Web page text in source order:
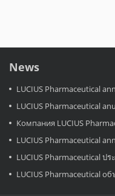
News
LUCIUS Pharmaceutical
LUCIUS Pharmaceutical
Компания LUCIUS Pharmaceutical
LUCIUS Pharmaceutical
LUCIUS Pharmaceutical ป
LUCIUS Pharmaceutical